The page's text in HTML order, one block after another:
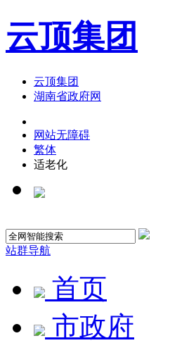
云顶集团
云顶集团
湖南省政府网
网站无障碍
繁体
适老化
站群导航
首页
市政府